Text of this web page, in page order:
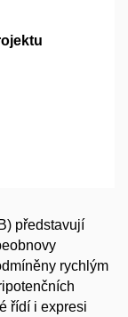
představují
rychlým
řídí i expresi